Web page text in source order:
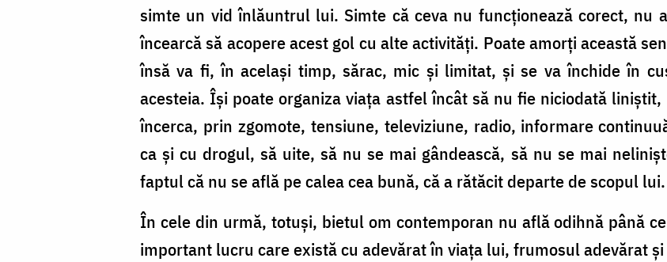
simte un vid înlăuntrul lui. Simte că ceva nu funcţionează corect, nu
încearcă să acopere acest gol cu alte activităţi. Poate amorţi această
însă va fi, în acelaşi timp, sărac, mic şi limitat, şi se va închide în
acesteia. Îşi poate organiza viaţa astfel încât să nu fie niciodată
încerca, prin zgomote, tensiune, televiziune, radio, informare
ca şi cu drogul, să uite, să nu se mai gândească, să nu se mai
faptul că nu se află pe calea cea bună, că a rătăcit departe de scopul lui.
În cele din urmă, totuşi, bietul om contemporan nu află odihnă până
important lucru care există cu adevărat în viaţa lui, frumosul adevărat